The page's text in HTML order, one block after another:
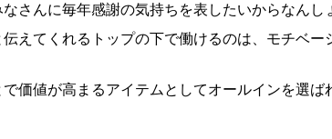
さんに毎年感謝の気持ちを表したいからなんし
えてくれるトップの下で働けるのは、モチベー
価値が高まるアイテムとしてオールインを選ば